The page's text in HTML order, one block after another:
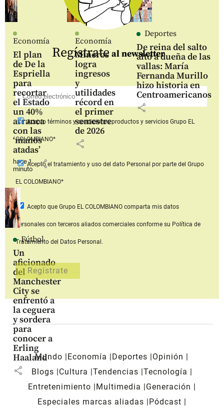
Economía
El plan
de De la
Espriella
para
recortar
el Estado
un 40%
arranca
con las
‘manos
atadas’
hace 1
minuto
share
Economía
Mineros
logra
ingresos
y
utilidades
récord en
el primer
semestre
de 2026
share
Deportes
De reina del salto
alto a dueña de las
vallas: María
Fernanda Murillo
hizo historia en
Centroamericanos
share
Fútbol
Un
aficionado
del
Manchester
City se
enfrentó a
la ceguera
y sordera
para
conocer a
Erling
Haaland
share
Regístrate al newsletter
Aceptotérminos y condiciones productos y serviciosGrupo EL
COLOMBIANO*
Aceptoel tratamiento y uso del dato Personal por parte del Grupo
EL COLOMBIANO*
Acepto que Grupo EL COLOMBIANOcomparta mis datos
personales con terceros aliados comerciales conforme su Política de
Tratamiento del Datos Personal.
Mundo Economía Deportes
Opinión
Blogs
Cultura Tendencias Tecnología
Entretenimiento
Multimedia
Generación
Especiales marcas aliadas
Pódcast